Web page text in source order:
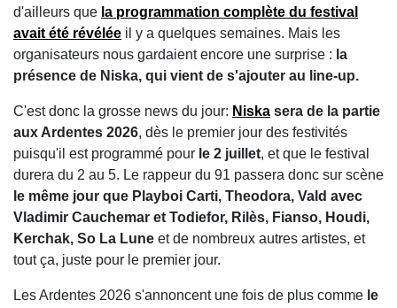
d'ailleurs que la programmation complète du festival
avait été révélée il y a quelques semaines. Mais les
organisateurs nous gardaient encore une surprise : la
présence de Niska, qui vient de s'ajouter au line-up.
C'est donc la grosse news du jour: Niska sera de la partie
aux Ardentes 2026, dès le premier jour des festivités
puisqu'il est programmé pour le 2 juillet, et que le festival
durera du 2 au 5. Le rappeur du 91 passera donc sur scène
le même jour que Playboi Carti, Theodora, Vald avec
Vladimir Cauchemar et Todiefor, Rilès, Fianso, Houdi,
Kerchak, So La Lune et de nombreux autres artistes, et
tout ça, juste pour le premier jour.
Les Ardentes 2026 s'annoncent une fois de plus comme le